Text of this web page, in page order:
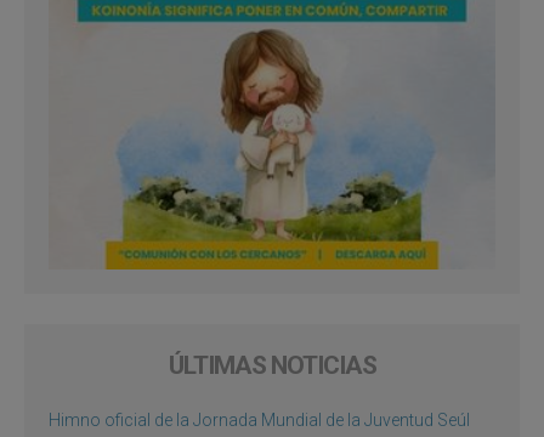
ÚLTIMAS NOTICIAS
Himno oficial de la Jornada Mundial de la Juventud Seúl